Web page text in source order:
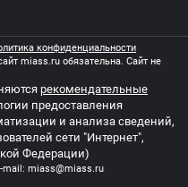
конфиденциальности
miass.ru обязательна. Сайт не
рекомендательные
предоставления
и анализа сведений,
сети "Интернет",
Федерации)
mail: miass@miass.ru